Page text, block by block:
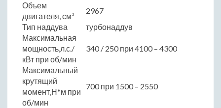
Объем
двигателя, см³
2967
Тип наддува
турбонаддув
Максимальная
мощность,л.с./
кВт при об/мин
340 / 250 при 4100 – 4300
Максимальный
крутящий
момент,Н*м при
об/мин
700 при 1500 – 2550